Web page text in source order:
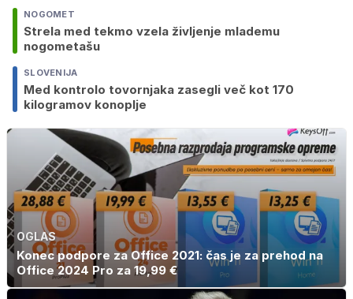
NOGOMET
Strela med tekmo vzela življenje mlademu
nogometašu
SLOVENIJA
Med kontrolo tovornjaka zasegli več kot 170
kilogramov konoplje
OGLAS
Konec podpore za Office 2021: čas je za prehod na
Office 2024 Pro za 19,99 €